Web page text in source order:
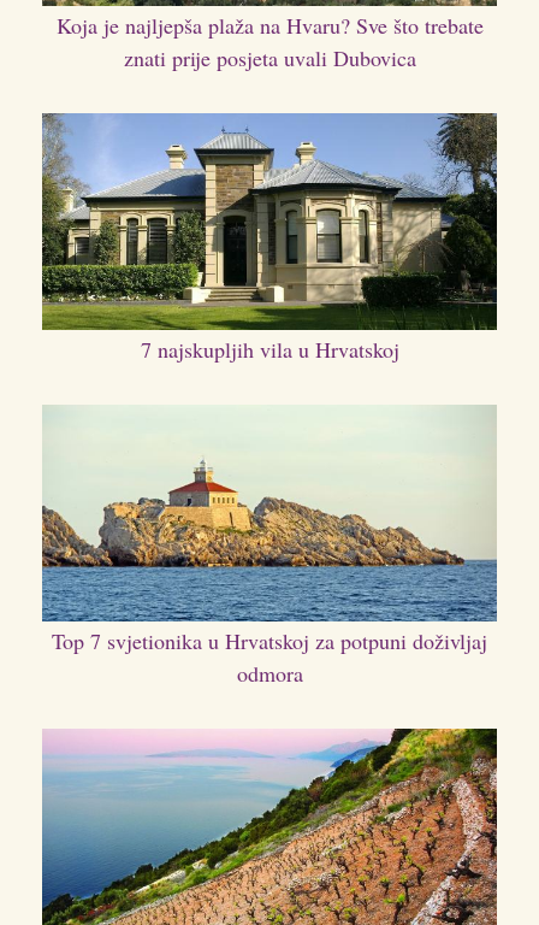
Koja je najljepša plaža na Hvaru? Sve što trebate
znati prije posjeta uvali Dubovica
7 najskupljih vila u Hrvatskoj
Top 7 svjetionika u Hrvatskoj za potpuni doživljaj
odmora